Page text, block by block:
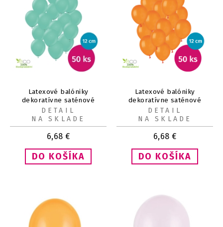
Latexové balóniky
dekoratívne saténové
zelené 13 cm 50 ks
6,68 €
DETAIL
NA SKLADE
Latexové balóniky
dekoratívne saténové
oranžové 13 cm 50 ks
6,68 €
DETAIL
NA SKLADE